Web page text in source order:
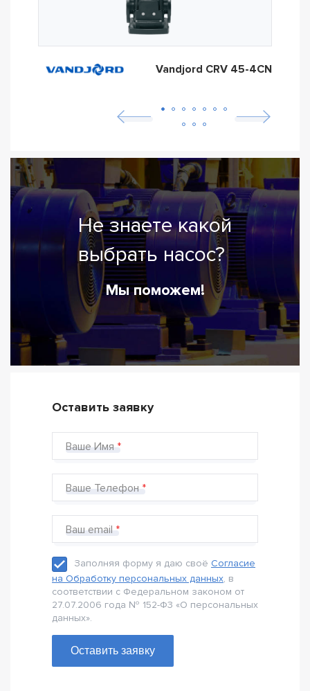
Vandjord CRV 45-4CN
Не знаете какой
выбрать насос?
Мы поможем!
Оставить заявку
Ваше Имя
Ваше Телефон
Ваш email
Заполняя форму я даю своё Согласие
на Обработку персональных данных, в
соответствии с Федеральном законом от
27.07.2006 года № 152-Ф3 «О персональных
данных».
Оставить заявку